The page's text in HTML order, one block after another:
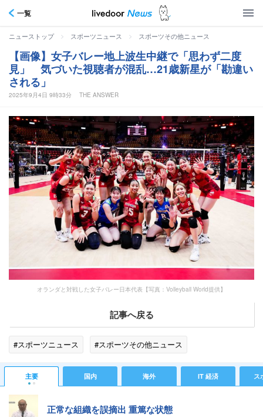
一覧
ニューストップ > スポーツニュース > スポーツその他ニュース
【画像】女子バレー地上波生中継で「思わず二度
見」 気づいた視聴者が混乱…21歳新星が「勘違い
される」
2025年9月4日 9時33分 THE ANSWER
オランダと対戦した女子バレー日本代表【写真：Volleyball World提供】
記事へ戻る
#スポーツニュース #スポーツその他ニュース
主要 国内 海外 IT 経済 ス
正常な組織を誤摘出 重篤な状態